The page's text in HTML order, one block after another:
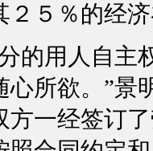
２５％的经
用人自主
心所欲。”景
方一经签订